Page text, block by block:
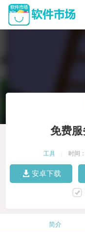
免费服
工具 时间
安卓下载
简介